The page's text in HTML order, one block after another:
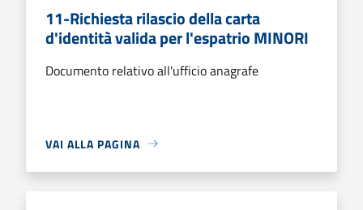
11-Richiesta rilascio della carta
d'identità valida per l'espatrio MINORI
Documento relativo all'ufficio anagrafe
VAI ALLA PAGINA